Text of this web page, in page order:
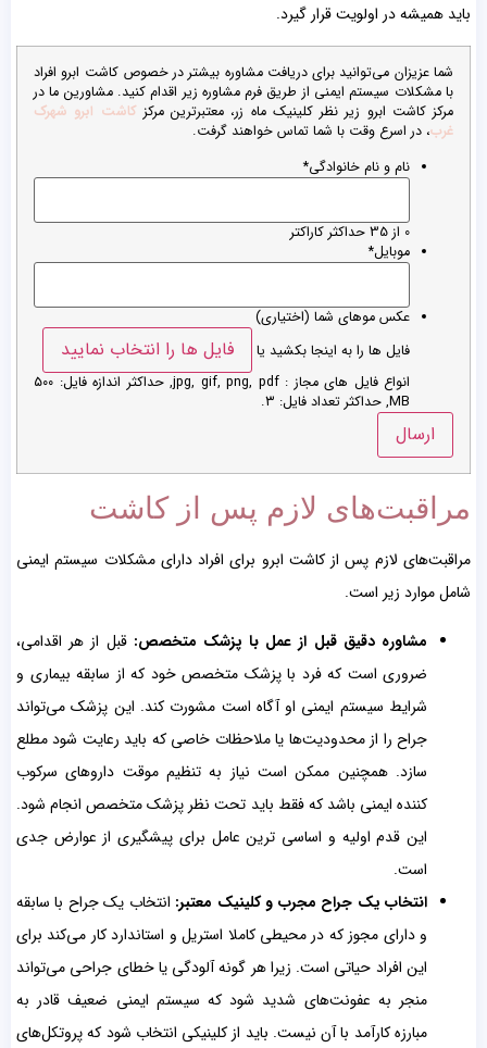
باید همیشه در اولویت قرار گیرد.
شما عزیزان می‌توانید برای دریافت مشاوره بیشتر در خصوص کاشت ابرو افراد
با مشکلات سیستم ایمنی از طریق فرم مشاوره زیر اقدام کنید. مشاورین ما در
مرکز کاشت ابرو زیر نظر کلینیک ماه زر، معتبرترین مرکزکاشت ابرو شهرک
غرب، در اسرع وقت با شما تماس خواهند گرفت.
نام و نام خانوادگی*
0 از 35 حداکثر کاراکتر
موبایل*
عکس موهای شما (اختیاری)
فایل ها را به اینجا بکشید یا
فایل ها را انتخاب نمایید
انواع فایل های مجاز : jpg, gif, png, pdf, حداکثر اندازه فایل: ۵۰۰
MB, حداکثر تعداد فایل: ۳.
مراقبت‌های لازم پس از کاشت
مراقبت‌های لازم پس از کاشت ابرو برای افراد دارای مشکلات سیستم ایمنی
شامل موارد زیر است.
مشاوره دقیق قبل از عمل با پزشک متخصص: قبل از هر اقدامی،
ضروری است که فرد با پزشک متخصص خود که از سابقه بیماری و
شرایط سیستم ایمنی او آگاه است مشورت کند. این پزشک می‌تواند
جراح را از محدودیت‌ها یا ملاحظات خاصی که باید رعایت شود مطلع
سازد. همچنین ممکن است نیاز به تنظیم موقت داروهای سرکوب
کننده ایمنی باشد که فقط باید تحت نظر پزشک متخصص انجام شود.
این قدم اولیه و اساسی ترین عامل برای پیشگیری از عوارض جدی
است.
انتخاب یک جراح مجرب و کلینیک معتبر: انتخاب یک جراح با سابقه
و دارای مجوز که در محیطی کاملا استریل و استاندارد کار می‌کند برای
این افراد حیاتی است. زیرا هر گونه آلودگی یا خطای جراحی می‌تواند
منجر به عفونت‌های شدید شود که سیستم ایمنی ضعیف قادر به
مبارزه کارآمد با آن نیست. باید از کلینیکی انتخاب شود که پروتکل‌های